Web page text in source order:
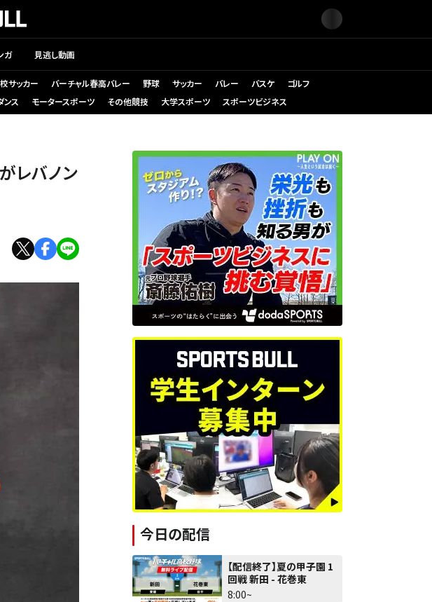
ガ 見逃し動画
サッカー バーチャル春高バレー 野球 サッカー バレー バスケ
ゴルフ
ンス モータースポーツ その他競技 大学スポーツ スポーツビジネス
レバノン
今日の配信
【配信終了】夏の甲子園 1
回戦 新田 - 花巻東
8:00~